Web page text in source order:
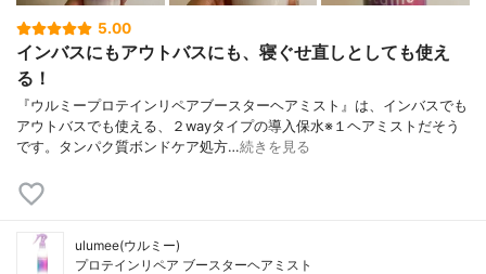
5.00
インバスにもアウトバスにも、寝ぐせ直しとしても使え
る！
『ウルミープロテインリペアブースターヘアミスト』は、インバスでも
アウトバスでも使える、２wayタイプの導入保水※１ヘアミストだそう
です。タンパク質ボンドケア処方…続きを見る
ulumee(ウルミー)
プロテインリペア ブースターヘアミスト